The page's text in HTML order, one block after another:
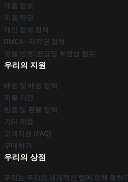
제품 정보
이용 약관
개인 정보 정책
DMCA - 저작권 정책
모델 번호: 공급망 투명성 행위
우리의 지원
배송 및 배송 정책
지불 기간
반품 및 환불 정책
기타 제품
고객지원 (FAQ)
구매하기
우리의 상점
우리는 우리의 세계적인 팀에 의해 특히